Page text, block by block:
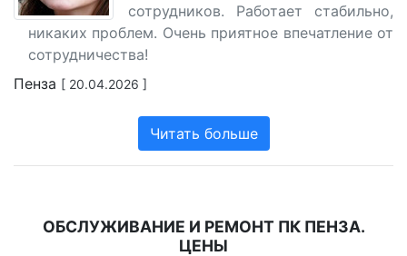
сотрудников. Работает стабильно,
никаких проблем. Очень приятное впечатление от
сотрудничества!
Пенза [ 20.04.2026 ]
Читать больше
ОБСЛУЖИВАНИЕ И РЕМОНТ ПК ПЕНЗА.
ЦЕНЫ